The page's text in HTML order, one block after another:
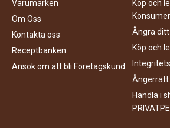
Varumärken
Om Oss
Kontakta oss
Receptbanken
Ansök om att bli Företagskund
Köp och
Ångra
Köp och
Ångerrätt
Handla i